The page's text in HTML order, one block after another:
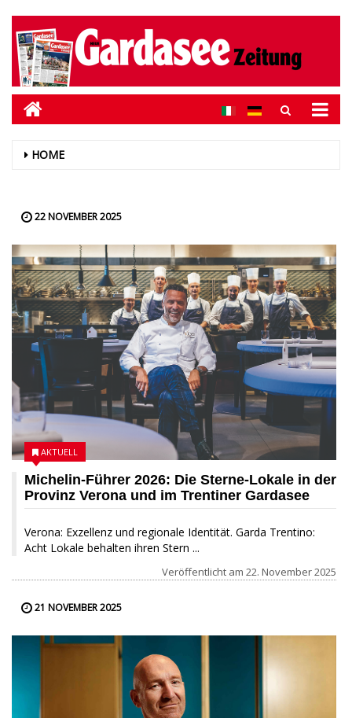
HOME
22 NOVEMBER 2025
Michelin-Führer 2026: Die Sterne-Lokale in der
Provinz Verona und im Trentiner Gardasee
Verona: Exzellenz und regionale Identität. Garda Trentino:
Acht Lokale behalten ihren Stern ...
AKTUELL
Veröffentlicht am 22. November 2025
21 NOVEMBER 2025